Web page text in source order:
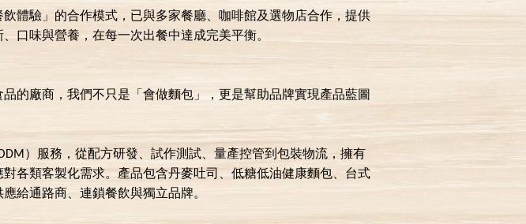
體驗」的合作模式，已與多家餐廳、咖啡館及選物店合作，提供
口味與營養，在每一次出餐中達成完美平衡。
的廠商，我們不只是「會做麵包」，更是幫助品牌實現產品藍圖
）服務，從配方研發、試作測試、量產控管到包裝物流，擁有
各類客製化需求。產品包含丹麥吐司、低糖低油健康麵包、台式
給通路商、連鎖餐飲與獨立品牌。